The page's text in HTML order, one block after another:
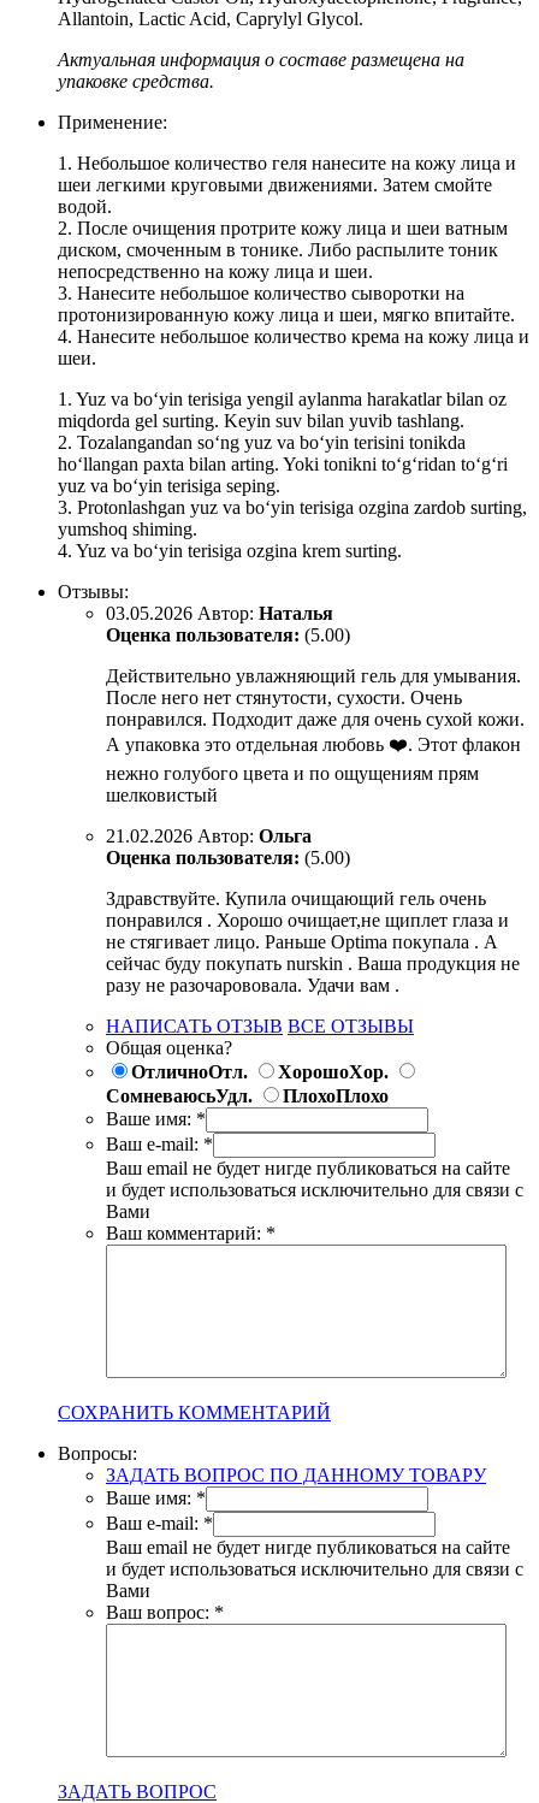
Allantoin, Lactic Acid, Caprylyl Glycol.
Актуальная информация о составе размещена на
упаковке средства.
Применение:
1. Небольшое количество геля нанесите на кожу лица и
шеи легкими круговыми движениями. Затем смойте
водой.
2. После очищения протрите кожу лица и шеи ватным
диском, смоченным в тонике. Либо распылите тоник
непосредственно на кожу лица и шеи.
3. Нанесите небольшое количество сыворотки на
протонизированную кожу лица и шеи, мягко впитайте.
4. Нанесите небольшое количество крема на кожу лица и
шеи.
1. Yuz va bo‘yin terisiga yengil aylanma harakatlar bilan oz
miqdorda gel surting. Keyin suv bilan yuvib tashlang.
2. Tozalangandan so‘ng yuz va bo‘yin terisini tonikda
ho‘llangan paxta bilan arting. Yoki tonikni to‘g‘ridan to‘g‘ri
yuz va bo‘yin terisiga seping.
3. Protonlashgan yuz va bo‘yin terisiga ozgina zardob surting,
yumshoq shiming.
4. Yuz va bo‘yin terisiga ozgina krem surting.
Отзывы:
03.05.2026 Автор: Наталья
Оценка пользователя: (5.00)
Действительно увлажняющий гель для умывания.
После него нет стянутости, сухости. Очень
понравился. Подходит даже для очень сухой кожи.
А упаковка это отдельная любовь ❤️. Этот флакон
нежно голубого цвета и по ощущениям прям
шелковистый
21.02.2026 Автор: Ольга
Оценка пользователя: (5.00)
Здравствуйте. Купила очищающий гель очень
понравился . Хорошо очищает,не щиплет глаза и
не стягивает лицо. Раньше Optima покупала . А
сейчас буду покупать nurskin . Ваша продукция не
разу не разочарововала. Удачи вам .
НАПИСАТЬ ОТЗЫВ ВСЕ ОТЗЫВЫ
Общая оценка?
ОтличноОтл. ХорошоХор.
СомневаюсьУдл. ПлохоПлохо
Ваше имя: *
Ваш e-mail: *
Ваш email не будет нигде публиковаться на сайте
и будет использоваться исключительно для связи с
Вами
Ваш комментарий: *
СОХРАНИТЬ КОММЕНТАРИЙ
Вопросы:
ЗАДАТЬ ВОПРОС ПО ДАННОМУ ТОВАРУ
Ваше имя: *
Ваш e-mail: *
Ваш email не будет нигде публиковаться на сайте
и будет использоваться исключительно для связи с
Вами
Ваш вопрос: *
ЗАДАТЬ ВОПРОС